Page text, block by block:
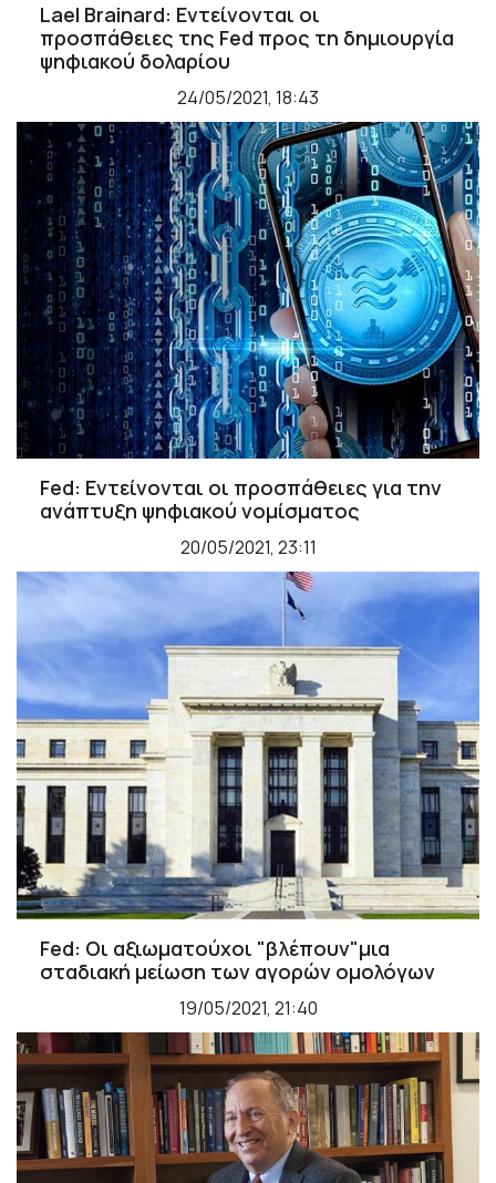
Lael Brainard: Εντείνονται οι
προσπάθειες της Fed προς τη δημιουργία
ψηφιακού δολαρίου
24/05/2021, 18:43
Fed: Εντείνονται οι προσπάθειες για την
ανάπτυξη ψηφιακού νομίσματος
20/05/2021, 23:11
Fed: Οι αξιωματούχοι "βλέπουν"μια
σταδιακή μείωση των αγορών ομολόγων
19/05/2021, 21:40